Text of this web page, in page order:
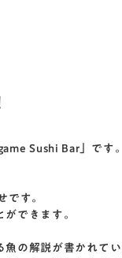
Sushi Bar」です。
です。
できます。
の解説が書かれてい